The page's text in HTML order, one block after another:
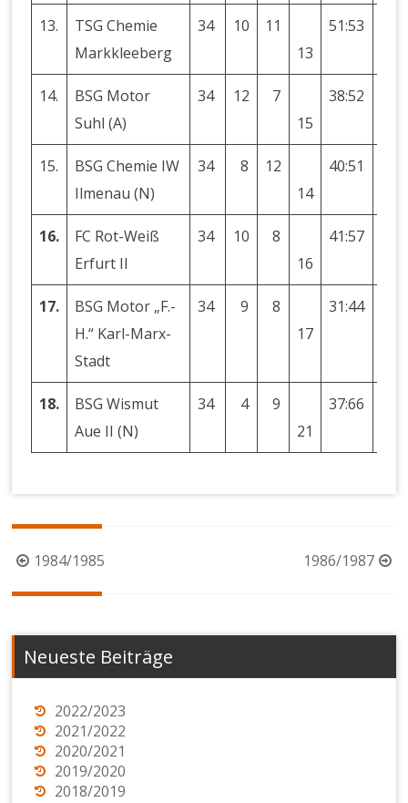
13.
TSG Chemie
Markkleeberg
34 10
11
13
51:53
14.
BSG Motor
Suhl (A)
34 12
7
15
38:52
15.
BSG Chemie IW
Ilmenau (N)
34 8
12
14
40:51
16.
FC Rot-Weiß
Erfurt II
34 10
8
16
41:57
17.
BSG Motor „F.-
H.“ Karl-Marx-
Stadt
34 9
8
17
31:44
18.
BSG Wismut
Aue II (N)
34 4
9
21
37:66
Beitragsnavigation
1984/1985 1986/1987
Neueste Beiträge
2022/2023
2021/2022
2020/2021
2019/2020
2018/2019